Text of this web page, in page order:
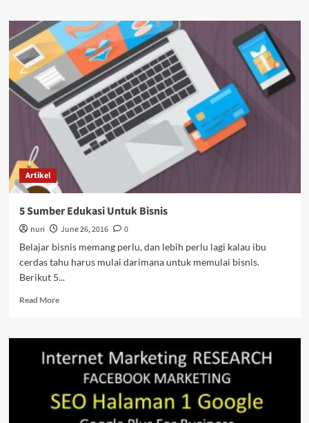
Fasilitas
Lengkap
di
Grande
Valore
untuk
Hidup
lebih
nyaman
Artikel
5 Sumber Edukasi Untuk Bisnis
nuri June 26, 2016
0
Belajar bisnis memang perlu, dan lebih perlu lagi kalau ibu
cerdas tahu harus mulai darimana untuk memulai bisnis.
Berikut 5...
Read MoreRead
5
Sumber
Edukasi